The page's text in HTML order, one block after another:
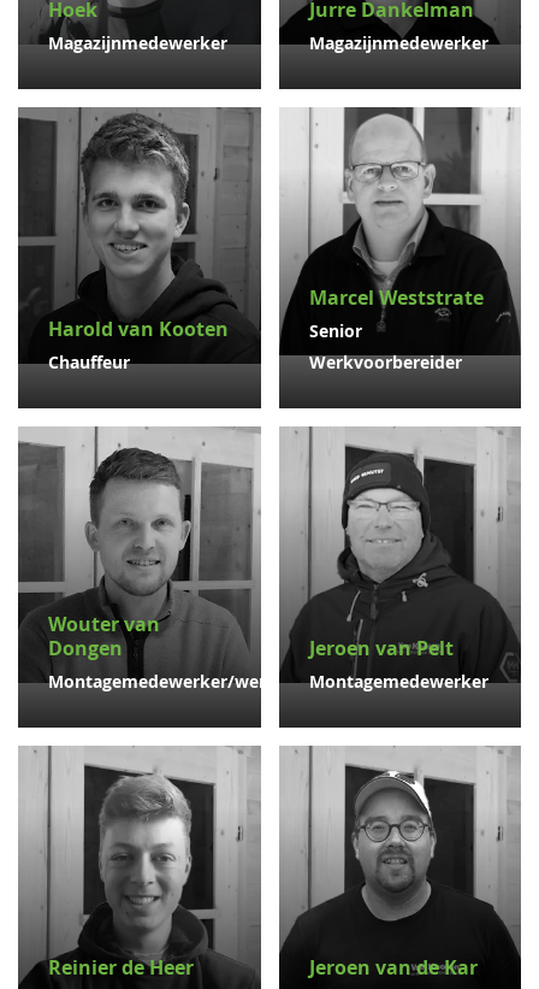
Hoek
Magazijnmedewerker
Jurre Dankelman
Magazijnmedewerker
Harold van Kooten
Chauffeur
Marcel Weststrate
Senior
Werkvoorbereider
Wouter van
Dongen
Montagemedewerker/werkvoorbereider
Jeroen van Pelt
Montagemedewerker
Reinier de Heer Jeroen van de Kar